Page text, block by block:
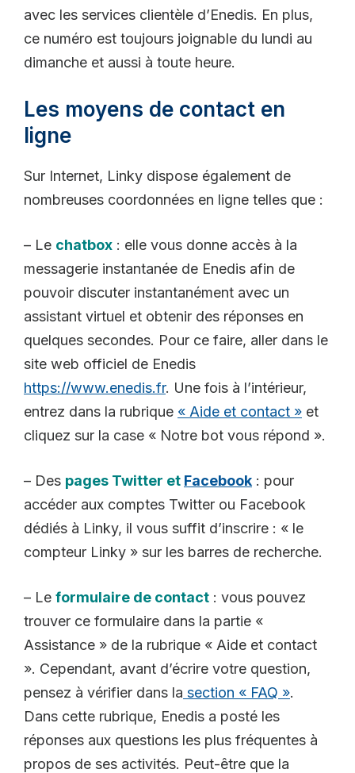
avec les services clientèle d’Enedis. En plus,
ce numéro est toujours joignable du lundi au
dimanche et aussi à toute heure.
Les moyens de contact en
ligne
Sur Internet, Linky dispose également de
nombreuses coordonnées en ligne telles que :
– Le chatbox : elle vous donne accès à la
messagerie instantanée de Enedis afin de
pouvoir discuter instantanément avec un
assistant virtuel et obtenir des réponses en
quelques secondes. Pour ce faire, aller dans le
site web officiel de Enedis
https://www.enedis.fr. Une fois à l’intérieur,
entrez dans la rubrique « Aide et contact » et
cliquez sur la case « Notre bot vous répond ».
– Des pages Twitter et Facebook : pour
accéder aux comptes Twitter ou Facebook
dédiés à Linky, il vous suffit d’inscrire : « le
compteur Linky » sur les barres de recherche.
– Le formulaire de contact : vous pouvez
trouver ce formulaire dans la partie «
Assistance » de la rubrique « Aide et contact
». Cependant, avant d’écrire votre question,
pensez à vérifier dans la section « FAQ ».
Dans cette rubrique, Enedis a posté les
réponses aux questions les plus fréquentes à
propos de ses activités. Peut-être que la